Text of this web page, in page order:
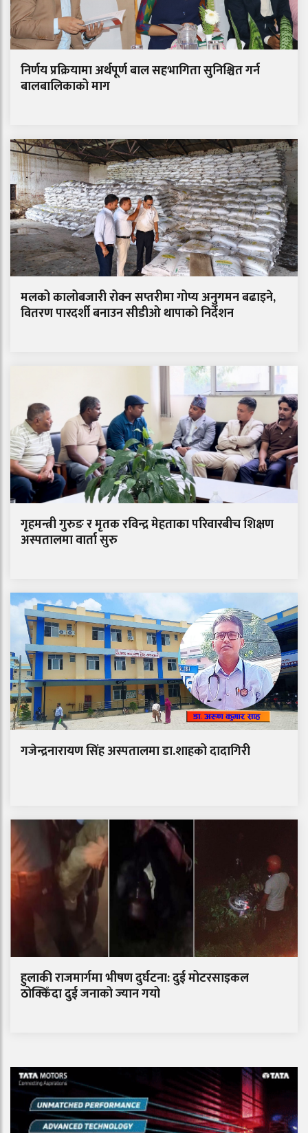
निर्णय प्रक्रियामा अर्थपूर्ण बाल सहभागिता सुनिश्चित गर्न
बालबालिकाको माग
मलको कालोबजारी रोक्न सप्तरीमा गोप्य अनुगमन बढाइने,
वितरण पारदर्शी बनाउन सीडीओ थापाको निर्देशन
गृहमन्त्री गुरुङ र मृतक रविन्द्र मेहताका परिवारबीच शिक्षण
अस्पतालमा वार्ता सुरु
गजेन्द्रनारायण सिंह अस्पतालमा डा.शाहको दादागिरी
हुलाकी राजमार्गमा भीषण दुर्घटना: दुई मोटरसाइकल
ठोक्किँदा दुई जनाको ज्यान गयो